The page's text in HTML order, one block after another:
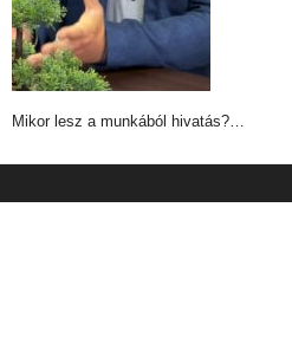
Mikor lesz a munkából hivatás?…